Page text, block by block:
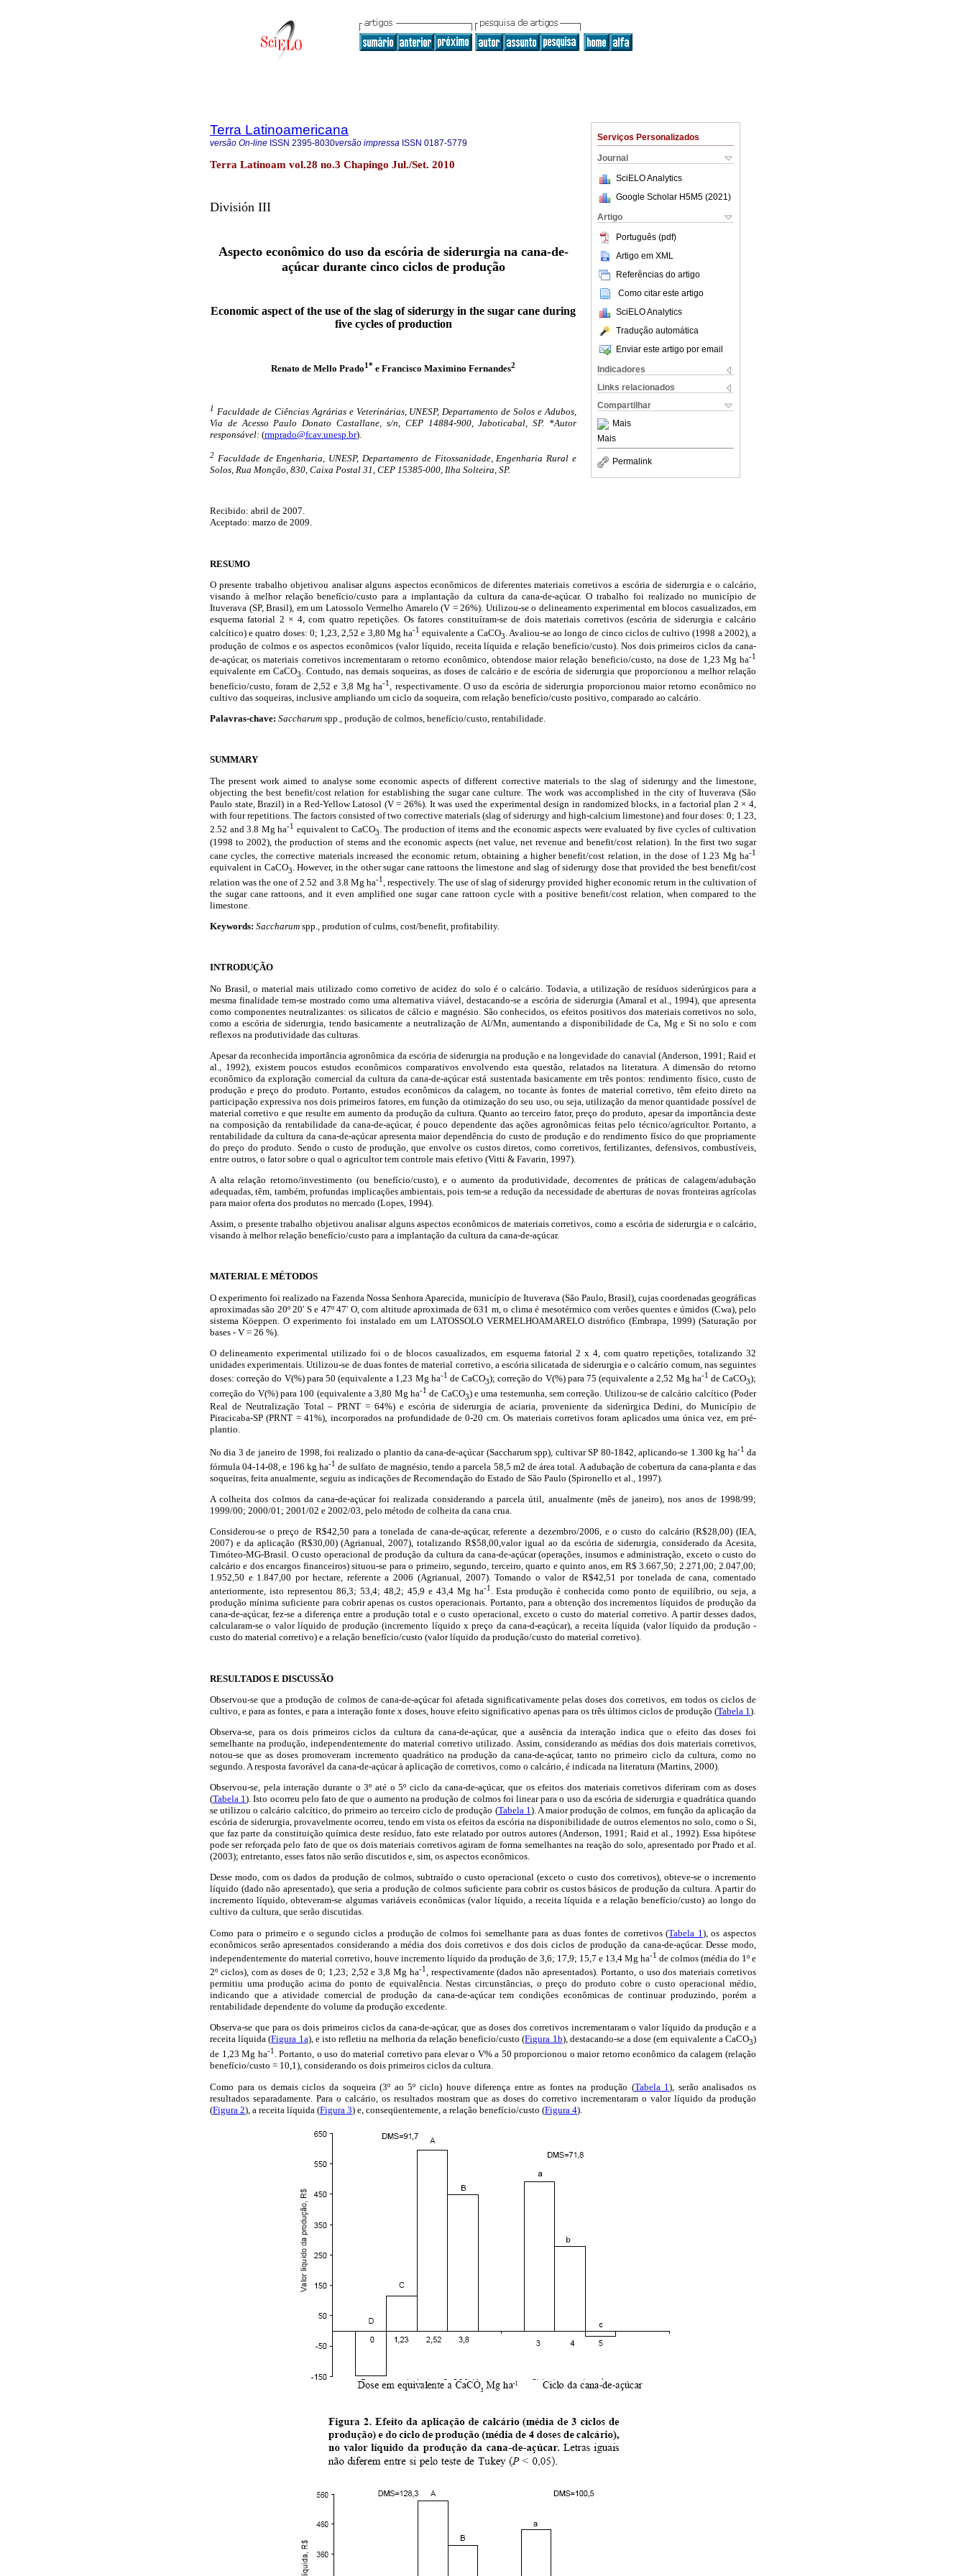
Serviços Personalizados
Journal
SciELO Analytics
Google Scholar H5M5 (2021 )
Artigo
Português (pdf)
Artigo em XML
Referências do artigo
Como citar este artigo
SciELO Analytics
Tradução automática
Enviar este artigo por email
Indicadores
Links relacionados
Compartilhar
Mais
Mais
Permalink
Terra Latinoamericana
versão On-line ISSN 2395-8030versão impressa ISSN 0187-5779
Terra Latinoam vol.28 no.3 Chapingo Jul./Set. 2010
División III
Aspecto econômico do uso da escória de siderurgia na cana-de-
açúcar durante cinco ciclos de produção
Economic aspect of the use of the slag of siderurgy in the sugar cane during
five cycles of production
Renato de Mello Prado1* e Francisco Maximino Fernandes2
1 Faculdade de Ciências Agrárias e Veterinárias, UNESP, Departamento de Solos e Adubos,
Via de Acesso Paulo Donato Castallane, s/n, CEP 14884-900, Jaboticabal, SP. *Autor
responsável: (rmprado@fcav.unesp.br).
2 Faculdade de Engenharia, UNESP, Departamento de Fitossanidade, Engenharia Rural e
Solos, Rua Monção, 830, Caixa Postal 31, CEP 15385-000, Ilha Solteira, SP.
Recibido: abril de 2007.
Aceptado: marzo de 2009.
RESUMO
O presente trabalho objetivou analisar alguns aspectos econômicos de diferentes materiais corretivos a escória de siderurgia e o calcário,
visando à melhor relação benefício/custo para a implantação da cultura da cana-de-açúcar. O trabalho foi realizado no município de
Ituverava (SP, Brasil), em um Latossolo Vermelho Amarelo (V = 26%). Utilizou-se o delineamento experimental em blocos casualizados, em
esquema fatorial 2 × 4, com quatro repetições. Os fatores constituíram-se de dois materiais corretivos (escória de siderurgia e calcário
calcítico) e quatro doses: 0; 1,23, 2,52 e 3,80 Mg ha-1 equivalente a CaCO3. Avaliou-se ao longo de cinco ciclos de cultivo (1998 a 2002), a
produção de colmos e os aspectos econômicos (valor líquido, receita líquida e relação benefício/custo). Nos dois primeiros ciclos da cana-
de-açúcar, os materiais corretivos incrementaram o retorno econômico, obtendose maior relação beneficio/custo, na dose de 1,23 Mg ha-1
equivalente em CaCO3
. Contudo, nas demais soqueiras, as doses de calcário e de escória de siderurgia que proporcionou a melhor relação
benefício/custo, foram de 2,52 e 3,8 Mg ha-1
, respectivamente. O uso da escória de siderurgia proporcionou maior retorno econômico no
cultivo das soqueiras, inclusive ampliando um ciclo da soqueira, com relação benefício/custo positivo, comparado ao calcário.
Palavras-chave: Saccharum spp., produção de colmos, benefício/custo, rentabilidade.
SUMMARY
The present work aimed to analyse some economic aspects of different corrective materials to the slag of siderurgy and the limestone,
objecting the best benefit/cost relation for establishing the sugar cane culture. The work was accomplished in the city of Ituverava (São
Paulo state, Brazil) in a Red-Yellow Latosol (V = 26%). It was used the experimental design in randomized blocks, in a factorial plan 2 × 4,
with four repetitions. The factors consisted of two corrective materials (slag of siderurgy and high-calcium limestone) and four doses: 0; 1.23,
2.52 and 3.8 Mg ha-1 equivalent to CaCO3 . The production of items and the economic aspects were evaluated by five cycles of cultivation
(1998 to 2002), the production of stems and the economic aspects (net value, net revenue and benefit/cost relation). In the first two sugar
cane cycles, the corrective materials increased the economic return, obtaining a higher benefit/cost relation, in the dose of 1.23 Mg ha-1
equivalent in CaCO3 . However, in the other sugar cane rattoons the limestone and slag of siderurgy dose that provided the best benefit/cost
relation was the one of 2.52 and 3.8 Mg ha-1
, respectively. The use of slag of siderurgy provided higher economic return in the cultivation of
the sugar cane rattoons, and it even amplified one sugar cane rattoon cycle with a positive benefit/cost relation, when compared to the
limestone.
Keywords: Saccharum spp., prodution of culms, cost/benefit, profitability.
INTRODUÇÃO
No Brasil, o material mais utilizado como corretivo de acidez do solo é o calcário. Todavia, a utilização de resíduos siderúrgicos para a
mesma finalidade tem-se mostrado como uma alternativa viável, destacando-se a escória de siderurgia (Amaral et al., 1994), que apresenta
como componentes neutralizantes: os silicatos de cálcio e magnésio. São conhecidos, os efeitos positivos dos materiais corretivos no solo,
como a escória de siderurgia, tendo basicamente a neutralização de Al/Mn, aumentando a disponibilidade de Ca, Mg e Si no solo e com
reflexos na produtividade das culturas.
Apesar da reconhecida importância agronômica da escória de siderurgia na produção e na longevidade do canavial (Anderson, 1991; Raid et
al., 1992), existem poucos estudos econômicos comparativos envolvendo esta questão, relatados na literatura. A dimensão do retorno
econômico da exploração comercial da cultura da cana-de-açúcar está sustentada basicamente em três pontos: rendimento físico, custo de
produção e preço do produto. Portanto, estudos econômicos da calagem, no tocante às fontes de material corretivo, têm efeito direto na
participação expressiva nos dois primeiros fatores, em função da otimização do seu uso, ou seja, utilização da menor quantidade possível de
material corretivo e que resulte em aumento da produção da cultura. Quanto ao terceiro fator, preço do produto, apesar da importância deste
na composição da rentabilidade da cana-de-açúcar, é pouco dependente das ações agronômicas feitas pelo técnico/agricultor. Portanto, a
rentabilidade da cultura da cana-de-açúcar apresenta maior dependência do custo de produção e do rendimento físico do que propriamente
do preço do produto. Sendo o custo de produção, que envolve os custos diretos, como corretivos, fertilizantes, defensivos, combustíveis,
entre outros, o fator sobre o qual o agricultor tem controle mais efetivo (Vitti & Favarin, 1997).
A alta relação retorno/investimento (ou benefício/custo), e o aumento da produtividade, decorrentes de práticas de calagem/adubação
adequadas, têm, também, profundas implicações ambientais, pois tem-se a redução da necessidade de aberturas de novas fronteiras agrícolas
para maior oferta dos produtos no mercado (Lopes, 1994).
Assim, o presente trabalho objetivou analisar alguns aspectos econômicos de materiais corretivos, como a escória de siderurgia e o calcário,
visando à melhor relação benefício/custo para a implantação da cultura da cana-de-açúcar.
MATERIAL E MÉTODOS
O experimento foi realizado na Fazenda Nossa Senhora Aparecida, município de Ituverava (São Paulo, Brasil), cujas coordenadas geográficas
aproximadas são 20º 20' S e 47º 47' O, com altitude aproximada de 631 m, o clima é mesotérmico com verões quentes e úmidos (Cwa), pelo
sistema Köeppen. O experimento foi instalado em um LATOSSOLO VERMELHOAMARELO distrófico (Embrapa, 1999) (Saturação por
bases - V = 26 %).
O delineamento experimental utilizado foi o de blocos casualizados, em esquema fatorial 2 x 4, com quatro repetições, totalizando 32
unidades experimentais. Utilizou-se de duas fontes de material corretivo, a escória silicatada de siderurgia e o calcário comum, nas seguintes
doses: correção do V(%) para 50 (equivalente a 1,23 Mg ha-1 de CaCO3); correção do V(%) para 75 (equivalente a 2,52 Mg ha-1 de CaCO3);
correção do V(%) para 100 (equivalente a 3,80 Mg ha-1 de CaCO3) e uma testemunha, sem correção. Utilizou-se de calcário calcítico (Poder
Real de Neutralização Total – PRNT = 64%) e escória de siderurgia de aciaria, proveniente da siderúrgica Dedini, do Município de
Piracicaba-SP (PRNT = 41%), incorporados na profundidade de 0-20 cm. Os materiais corretivos foram aplicados uma única vez, em pré-
plantio.
No dia 3 de janeiro de 1998, foi realizado o plantio da cana-de-açúcar (Saccharum spp), cultivar SP 80-1842, aplicando-se 1.300 kg ha-1 da
fórmula 04-14-08, e 196 kg ha-1 de sulfato de magnésio, tendo a parcela 58,5 m2 de área total. A adubação de cobertura da cana-planta e das
soqueiras, feita anualmente, seguiu as indicações de Recomendação do Estado de São Paulo (Spironello et al., 1997).
A colheita dos colmos da cana-de-açúcar foi realizada considerando a parcela útil, anualmente (mês de janeiro), nos anos de 1998/99;
1999/00; 2000/01; 2001/02 e 2002/03, pelo método de colheita da cana crua.
Considerou-se o preço de R$42,50 para a tonelada de cana-de-açúcar, referente a dezembro/2006, e o custo do calcário (R$28,00) (IEA,
2007) e da aplicação (R$30,00) (Agrianual, 2007), totalizando R$58,00,valor igual ao da escória de siderurgia, considerado da Acesita,
Timóteo-MG-Brasil. O custo operacional de produção da cultura da cana-de-açúcar (operações, insumos e administração, exceto o custo do
calcário e dos encargos financeiros) situou-se para o primeiro, segundo, terceiro, quarto e quinto anos, em R$ 3.667,50; 2.271,00; 2.047,00;
1.952,50 e 1.847,00 por hectare, referente a 2006 (Agrianual, 2007). Tomando o valor de R$42,51 por tonelada de cana, comentado
anteriormente, isto representou 86,3; 53,4; 48,2; 45,9 e 43,4 Mg ha-1 . Esta produção é conhecida como ponto de equilíbrio, ou seja, a
produção mínima suficiente para cobrir apenas os custos operacionais. Portanto, para a obtenção dos incrementos líquidos de produção da
cana-de-açúcar, fez-se a diferença entre a produção total e o custo operacional, exceto o custo do material corretivo. A partir desses dados,
calcularam-se o valor líquido de produção (incremento líquido x preço da cana-d-eaçúcar), a receita líquida (valor líquido da produção -
custo do material corretivo) e a relação benefício/custo (valor líquido da produção/custo do material corretivo).
RESULTADOS E DISCUSSÃO
Observou-se que a produção de colmos de cana-de-açúcar foi afetada significativamente pelas doses dos corretivos, em todos os ciclos de
cultivo, e para as fontes, e para a interação fonte x doses, houve efeito significativo apenas para os três últimos ciclos de produção (Tabela 1 ).
Observa-se, para os dois primeiros ciclos da cultura da cana-de-açúcar, que a ausência da interação indica que o efeito das doses foi
semelhante na produção, independentemente do material corretivo utilizado. Assim, considerando as médias dos dois materiais corretivos,
notou-se que as doses promoveram incremento quadrático na produção da cana-de-açúcar, tanto no primeiro ciclo da cultura, como no
segundo. A resposta favorável da cana-de-açúcar à aplicação de corretivos, como o calcário, é indicada na literatura (Martins, 2000).
Observou-se, pela interação durante o 3º até o 5º ciclo da cana-de-açúcar, que os efeitos dos materiais corretivos diferiram com as doses
(Tabela 1). Isto ocorreu pelo fato de que o aumento na produção de colmos foi linear para o uso da escória de siderurgia e quadrática quando
se utilizou o calcário calcítico, do primeiro ao terceiro ciclo de produção (Tabela 1). A maior produção de colmos, em função da aplicação da
escória de siderurgia, provavelmente ocorreu, tendo em vista os efeitos da escória na disponibilidade de outros elementos no solo, como o Si,
que faz parte da constituição química deste resíduo, fato este relatado por outros autores (Anderson, 1991; Raid et al., 1992). Essa hipótese
pode ser reforçada pelo fato de que os dois materiais corretivos agiram de forma semelhantes na reação do solo, apresentado por Prado et al.
(2003); entretanto, esses fatos não serão discutidos e, sim, os aspectos econômicos.
Desse modo, com os dados da produção de colmos, subtraído o custo operacional (exceto o custo dos corretivos), obteve-se o incremento
líquido (dado não apresentado), que seria a produção de colmos suficiente para cobrir os custos básicos de produção da cultura. A partir do
incremento líquido, obteveram-se algumas variáveis econômicas (valor líquido, a receita líquida e a relação benefício/custo) ao longo do
cultivo da cultura, que serão discutidas.
Como para o primeiro e o segundo ciclos a produção de colmos foi semelhante para as duas fontes de corretivos (Tabela 1 ), os aspectos
econômicos serão apresentados considerando a média dos dois corretivos e dos dois ciclos de produção da cana-de-açúcar. Desse modo,
independentemente do material corretivo, houve incremento líquido da produção de 3,6; 17,9; 15,7 e 13,4 Mg ha-1 de colmos (média do 1º e
2º ciclos), com as doses de 0; 1,23; 2,52 e 3,8 Mg ha-1, respectivamente (dados não apresentados). Portanto, o uso dos materiais corretivos
permitiu uma produção acima do ponto de equivalência. Nestas circunstâncias, o preço do produto cobre o custo operacional médio,
indicando que a atividade comercial de produção da cana-de-açúcar tem condições econômicas de continuar produzindo, porém a
rentabilidade dependente do volume da produção excedente.
Observa-se que para os dois primeiros ciclos da cana-de-açúcar, que as doses dos corretivos incrementaram o valor líquido da produção e a
receita líquida (Figura 1a), e isto refletiu na melhoria da relação beneficio/custo (Figura 1b), destacando-se a dose (em equivalente a CaCO3)
de 1,23 Mg ha-1 . Portanto, o uso do material corretivo para elevar o V% a 50 proporcionou o maior retorno econômico da calagem (relação
benefício/custo = 10,1), considerando os dois primeiros ciclos da cultura.
Como para os demais ciclos da soqueira (3º ao 5º ciclo) houve diferença entre as fontes na produção (Tabela 1), serão analisados os
resultados separadamente. Para o calcário, os resultados mostram que as doses do corretivo incrementaram o valor líquido da produção
(Figura 2), a receita líquida (Figura 3) e, conseqüentemente, a relação benefício/custo (Figura 4).